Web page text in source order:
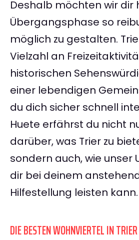
Deshalb möchten wir dir
Übergangsphase so
möglich zu gestalten.
Vielzahl an
historischen
einer lebendigen
du dich sicher schnell
Huete erfährst du nicht
darüber, was Trier zu
sondern auch, wie unser
dir bei deinem
Hilfestellung leisten kann.
DIE BESTEN WOHNVIERTEL IN TRIER